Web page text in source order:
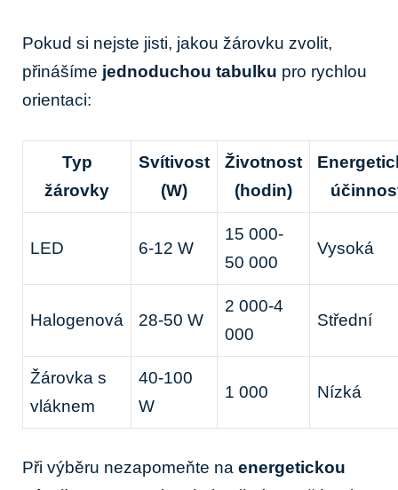
Pokud si nejste jisti, jakou žárovku zvolit,
přinášíme jednoduchou tabulku pro rychlou
orientaci:
Typ
žárovky
Svítivost
(W)
Životnost
(hodin)
LED 6-12 W
15 000-
50 000
Vysoká
Halogenová 28-50 W
2 000-4
000
Střední
Žárovka s
vláknem
40-100
W
1 000 Nízká
Při výběru nezapomeňte na energetickou